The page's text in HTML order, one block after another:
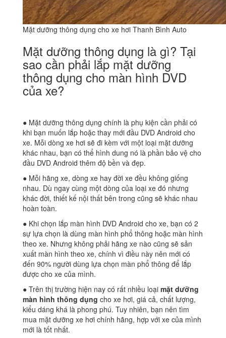
Mặt dưỡng thông dụng cho xe hơi Thanh Bình Auto
Mặt dưỡng thông dụng là gì? Tại
sao cần phải lắp mặt dưỡng
thông dụng cho màn hình DVD
của xe?
● Mặt dưỡng thông dụng chính là phụ kiện cần phải có
khi bạn muốn lắp hoặc thay mới đầu DVD Android cho
xe. Mỗi dòng xe hơi sẽ đi kèm với một loại mặt dưỡng
khác nhau, bạn có thể hình dung nó là phần bảo vệ cho
đầu DVD Android thêm độ bền và đẹp.
● Mỗi hãng xe, dòng xe hay đời xe đều không giống
nhau. Dù ngay cùng một dòng của loại xe đó nhưng
khác đời, thiết kế nội thất bên trong cũng sẽ khác nhau
hoàn toàn.
● Khi chọn lắp màn hình DVD Android cho xe, bạn có 2
sự lựa chọn là dùng màn hình phổ thông hoặc màn hình
theo xe. Nhưng không phải hãng xe nào cũng sẽ sản
xuất màn hình theo xe, chính vì điều này nên mới có
đến 90% người dùng lựa chọn màn phổ thông để lắp
được cho xe của mình.
● Trên thị trường hiện nay có rất nhiều loại mặt dưỡng
màn hình thông dụng cho xe hơi, giá cả, chất lượng,
kiểu dáng khá là phong phú. Tuy nhiên, bạn nên tìm
mua mặt dưỡng xe hơi chính hãng, hợp với xe của mình
mới là tốt nhất.